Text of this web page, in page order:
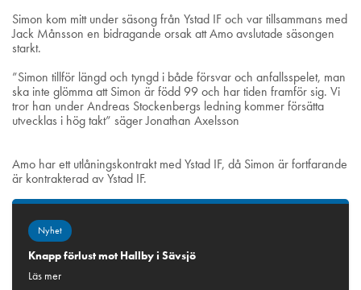
Simon kom mitt under säsong från Ystad IF och var tillsammans med
Jack Månsson en bidragande orsak att Amo avslutade säsongen
starkt.
”Simon tillför längd och tyngd i både försvar och anfallsspelet, man
ska inte glömma att Simon är född 99 och har tiden framför sig. Vi
tror han under Andreas Stockenbergs ledning kommer försätta
utvecklas i hög takt” säger Jonathan Axelsson
Amo har ett utlåningskontrakt med Ystad IF, då Simon är fortfarande
är kontrakterad av Ystad IF.
Nyhet
Knapp förlust mot Hallby i Sävsjö
Läs mer